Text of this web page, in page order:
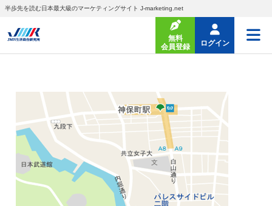
半歩先を読む日本最大級のマーケティングサイト J-marketing.net
無料
会員登録
ログイン